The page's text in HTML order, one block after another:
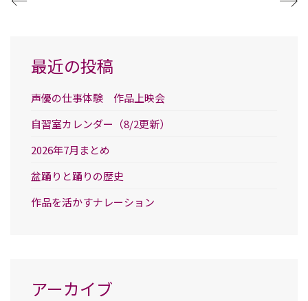
最近の投稿
声優の仕事体験 作品上映会
自習室カレンダー（8/2更新）
2026年7月まとめ
盆踊りと踊りの歴史
作品を活かすナレーション
アーカイブ